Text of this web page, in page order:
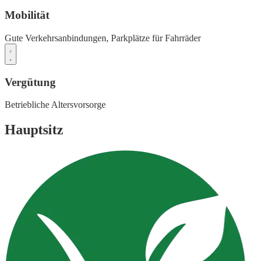
Mobilität
Gute Verkehrsanbindungen, Parkplätze für Fahrräder
Vergütung
Betriebliche Altersvorsorge
Hauptsitz